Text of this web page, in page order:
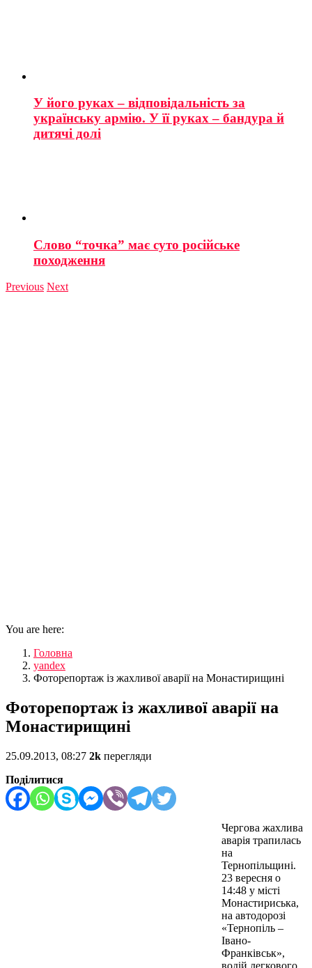
У його руках – відповідальність за
українську армію. У її руках – бандура й
дитячі долі
Слово “точка” має суто російське
походження
Previous Next
You are here:
Головна
yandex
Фоторепортаж із жахливої аварії на Монастирищині
Фоторепортаж із жахливої аварії на
Монастирищині
25.09.2013, 08:27 2k перегляди
Поділитися
Чергова жахлива
аварія трапилась
на
Тернопільщині.
23 вересня о
14:48 у місті
Монастириська,
на автодорозі
«Тернопіль –
Івано-
Франківськ»,